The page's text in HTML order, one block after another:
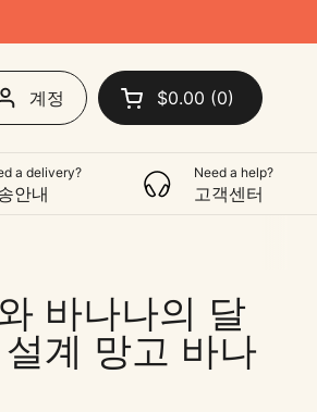
계정 카트 열기
쇼핑 카트 총계:
$0.00 0
카트 내에 제품
a delivery?
안내
Need a help?
고객센터
바나나의 달
계 망고 바나